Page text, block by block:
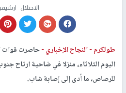
الاحتلال -
طولكرم -النجاح الإخباري -حاصرت قوات
اليوم الثلاثاء، منزلا في ضاحية ارتاح
للرصاص، ما أدى إلى إصابة شاب.